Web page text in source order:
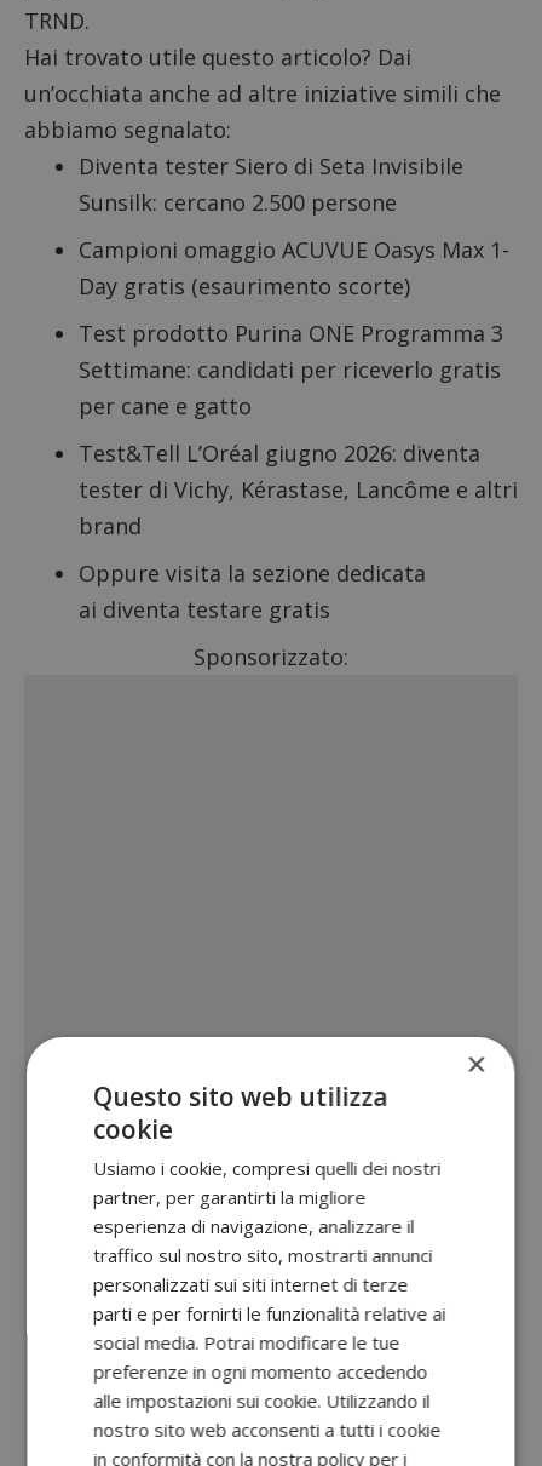
TRND.
Hai trovato utile questo articolo? Dai
un’occhiata anche ad altre iniziative simili che
abbiamo segnalato:
Diventa tester Siero di Seta Invisibile
Sunsilk: cercano 2.500 persone
Campioni omaggio ACUVUE Oasys Max 1-
Day gratis (esaurimento scorte)
Test prodotto Purina ONE Programma 3
Settimane: candidati per riceverlo gratis
per cane e gatto
Test&Tell L’Oréal giugno 2026: diventa
tester di Vichy, Kérastase, Lancôme e altri
brand
Oppure visita la sezione dedicata
ai diventa testare gratis
Sponsorizzato:
×
Questo sito web utilizza
cookie
Usiamo i cookie, compresi quelli dei nostri
partner, per garantirti la migliore
esperienza di navigazione, analizzare il
traffico sul nostro sito, mostrarti annunci
personalizzati sui siti internet di terze
parti e per fornirti le funzionalità relative ai
social media. Potrai modificare le tue
preferenze in ogni momento accedendo
alle impostazioni sui cookie. Utilizzando il
nostro sito web acconsenti a tutti i cookie
in conformità con la nostra policy per i